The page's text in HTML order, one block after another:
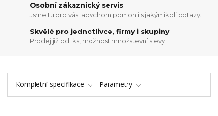
Osobní zákaznický servis
Jsme tu pro vás, abychom pomohli s jakýmikoli dotazy.
Skvělé pro jednotlivce, firmy i skupiny
Prodej již od 1ks, možnost množstevní slevy
Kompletní specifikace Parametry